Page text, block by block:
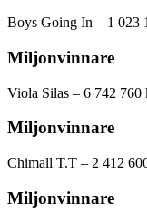
Boys Going In – 1 023
Miljonvinnare
Viola Silas – 6 742 760
Miljonvinnare
Chimall T.T – 2 412
Miljonvinnare